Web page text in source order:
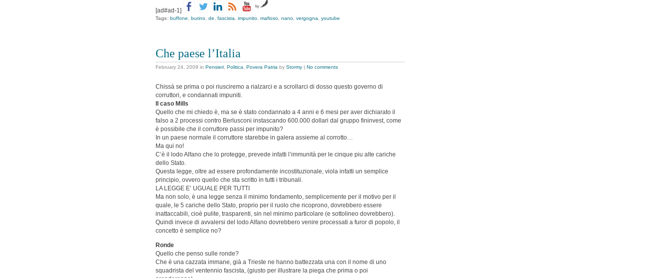
[ad#ad-1]
by
Tags: buffone burino de fascista impunito mafioso nano vergogna youtube
Che paese l’Italia
February 24, 2009 in Pensieri Politica Povera Patria by Stormy | No comments
Chissà se prima o poi riusciremo a rialzarci e a scrollarci di dosso questo governo di
corruttori, e condannati impuniti.
Il caso Mills
Quello che mi chiedo è, ma se è stato condannato a 4 anni e 6 mesi per aver dichiarato il
falso a 2 processi contro Berlusconi instascando 600.000 dollari dal gruppo fininvest, come
è possibile che il corruttore passi per impunito?
In un paese normale il corruttore starebbe in galera assieme al corrotto…
Ma qui no!
C’è il lodo Alfano che lo protegge, prevede infatti l’immunità per le cinque piu alte cariche
dello Stato.
Questa legge, oltre ad essere profondamente incostituzionale, viola infatti un semplice
principio, ovvero quello che sta scritto in tutti i tribunali.
LA LEGGE E’ UGUALE PER TUTTI
Ma non solo, è una legge senza il minimo fondamento, semplicemente per il motivo per il
quale, le 5 cariche dello Stato, proprio per il ruolo che ricoprono, dovrebbero essere
inattaccabili, cioè pulite, trasparenti, sin nel minimo particolare (e sottolineo dovrebbero).
Quindi invece di avvalersi del lodo Alfano dovrebbero venire processati a furor di popolo, il
concetto è semplice no?
Ronde
Quello che penso sulle ronde?
Che è una cazzata immane, già a Trieste ne hanno battezzata una con il nome di uno
squadrista del ventennio fascista, (giusto per illustrare la piega che prima o poi